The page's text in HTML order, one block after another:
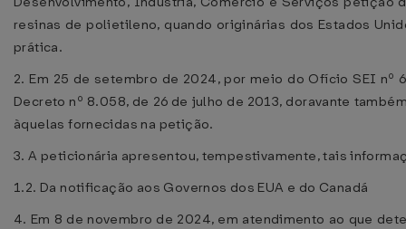
resinas de polietileno, quando originárias dos Estados
prática.
2. Em 25 de setembro de 2024, por meio do Ofício SEI
Decreto nº 8.058, de 26 de julho de 2013, doravante
àquelas fornecidas na petição.
3. A peticionária apresentou, tempestivamente, tais
1.2. Da notificação aos Governos dos EUA e do Canadá
4. Em 8 de novembro de 2024, em atendimento ao que